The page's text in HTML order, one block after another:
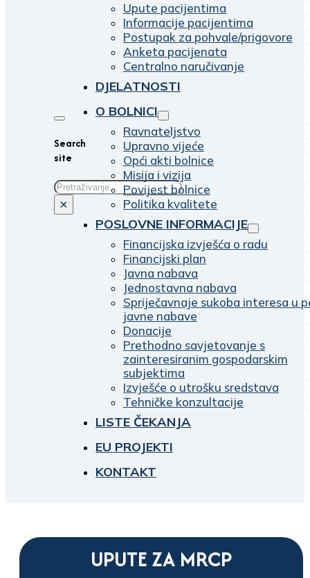
Search
site
Traži
×
Upute pacijentima
Informacije pacijentima
Postupak za pohvale/prigovore
Anketa pacijenata
Centralno naručivanje
DJELATNOSTI
O BOLNICI
Ravnateljstvo
Upravno vijeće
Opći akti bolnice
Misija i vizija
Povijest bolnice
Politika kvalitete
POSLOVNE INFORMACIJE
Financijska izvješća o radu
Financijski plan
Javna nabava
Jednostavna nabava
Spriječavnaje sukoba interesa u
javne nabave
Donacije
Prethodno savjetovanje s
zainteresiranim gospodarskim
subjektima
Izvješće o utrošku sredstava
Tehničke konzultacije
LISTE ČEKANJA
EU PROJEKTI
KONTAKT
UPUTE ZA MRCP